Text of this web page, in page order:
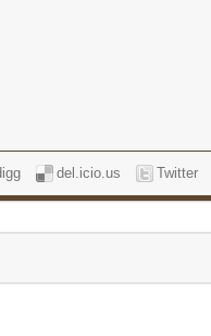
Twitter
del.icio.us